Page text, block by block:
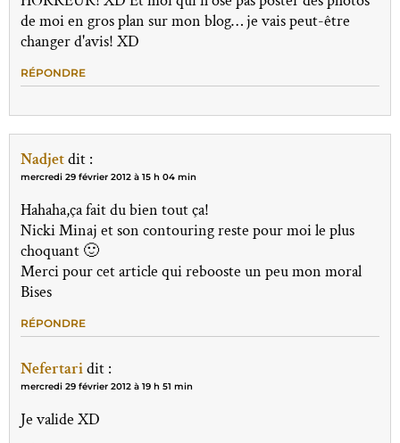
de moi en gros plan sur mon blog… je vais peut-être
changer d'avis! XD
RÉPONDRE
Nadjetdit :
mercredi 29 février 2012 à 15 h 04 min
Hahaha,ça fait du bien tout ça!
Nicki Minaj et son contouring reste pour moi le plus
choquant 🙂
Merci pour cet article qui rebooste un peu mon moral
Bises
RÉPONDRE
Nefertaridit :
mercredi 29 février 2012 à 19 h 51 min
Je valide XD